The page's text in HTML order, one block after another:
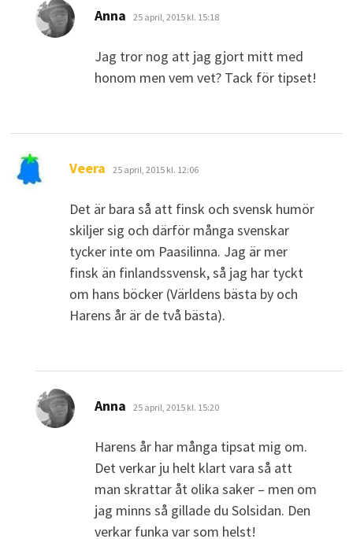
Anna skriver:
25 april, 2015 kl. 15:18
Jag tror nog att jag gjort mitt med
honom men vem vet? Tack för tipset!
Veera skriver:
25 april, 2015 kl. 12:06
Det är bara så att finsk och svensk humör
skiljer sig och därför många svenskar
tycker inte om Paasilinna. Jag är mer
finsk än finlandssvensk, så jag har tyckt
om hans böcker (Världens bästa by och
Harens år är de två bästa).
Anna skriver:
25 april, 2015 kl. 15:20
Harens år har många tipsat mig om.
Det verkar ju helt klart vara så att
man skrattar åt olika saker – men om
jag minns så gillade du Solsidan. Den
verkar funka var som helst!